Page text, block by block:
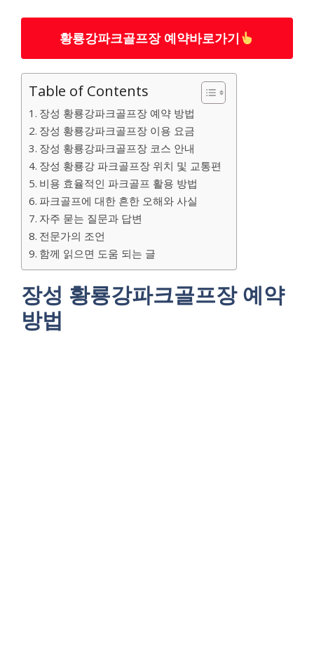
황룡강파크골프장 예약바로가기
Table of Contents
장성 황룡강파크골프장 예약 방법
장성 황룡강파크골프장 이용 요금
장성 황룡강파크골프장 코스 안내
장성 황룡강 파크골프장 위치 및 교통편
비용 효율적인 파크골프 활용 방법
파크골프에 대한 흔한 오해와 사실
자주 묻는 질문과 답변
전문가의 조언
함께 읽으면 도움 되는 글
장성 황룡강파크골프장 예약
방법